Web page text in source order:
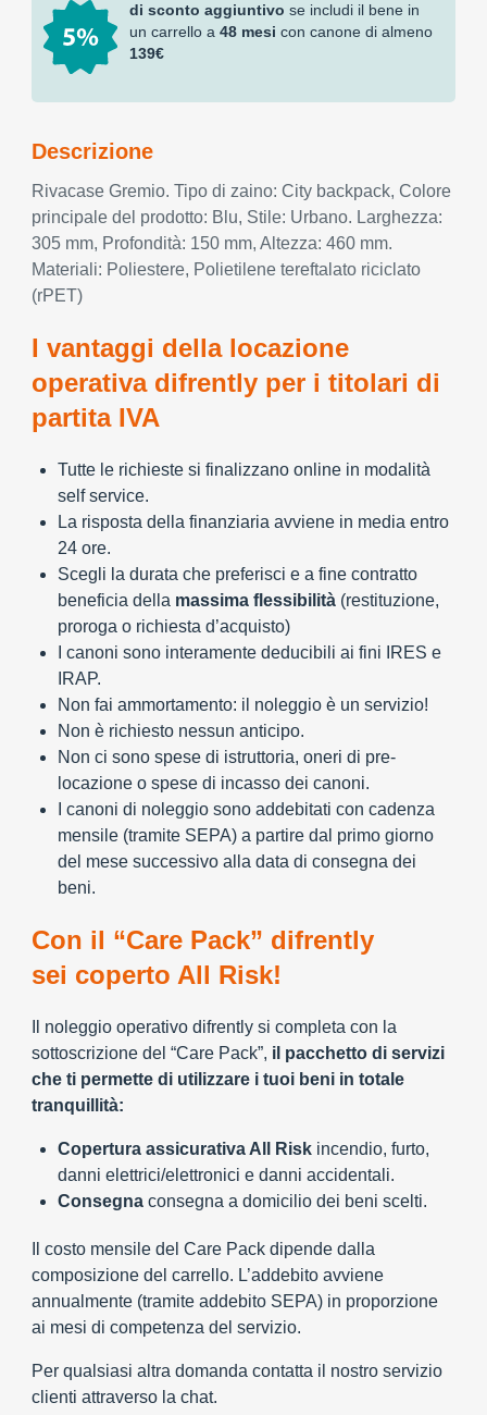
di sconto aggiuntivo se includi il bene in
un carrello a 48 mesi con canone di almeno
139€
Descrizione
Rivacase Gremio. Tipo di zaino: City backpack, Colore
principale del prodotto: Blu, Stile: Urbano. Larghezza:
305 mm, Profondità: 150 mm, Altezza: 460 mm.
Materiali: Poliestere, Polietilene tereftalato riciclato
(rPET)
I vantaggi della locazione
operativa difrently per i titolari di
partita IVA
Tutte le richieste si finalizzano online in modalità
self service.
La risposta della finanziaria avviene in media entro
24 ore.
Scegli la durata che preferisci e a fine contratto
beneficia della massima flessibilità (restituzione,
proroga o richiesta d’acquisto)
I canoni sono interamente deducibili ai fini IRES e
IRAP.
Non fai ammortamento: il noleggio è un servizio!
Non è richiesto nessun anticipo.
Non ci sono spese di istruttoria, oneri di pre-
locazione o spese di incasso dei canoni.
I canoni di noleggio sono addebitati con cadenza
mensile (tramite SEPA) a partire dal primo giorno
del mese successivo alla data di consegna dei
beni.
Con il “Care Pack” difrently
sei coperto All Risk!
Il noleggio operativo difrently si completa con la
sottoscrizione del “Care Pack”, il pacchetto di servizi
che ti permette di utilizzare i tuoi beni in totale
tranquillità:
Copertura assicurativa All Risk incendio, furto,
danni elettrici/elettronici e danni accidentali.
Consegna consegna a domicilio dei beni scelti.
Il costo mensile del Care Pack dipende dalla
composizione del carrello. L’addebito avviene
annualmente (tramite addebito SEPA) in proporzione
ai mesi di competenza del servizio.
Per qualsiasi altra domanda contatta il nostro servizio
clienti attraverso la chat.